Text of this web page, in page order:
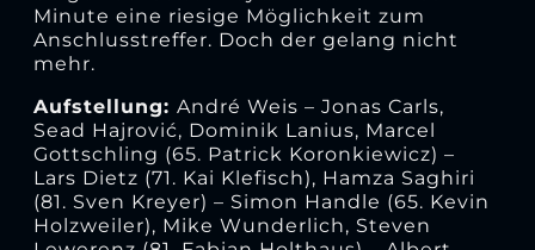
Minute eine riesige Möglichkeit zum
Anschlusstreffer. Doch der gelang nicht
mehr.
Aufstellung: André Weis – Jonas Carls,
Sead Hajrović, Dominik Lanius, Marcel
Gottschling (65. Patrick Koronkiewicz) –
Lars Dietz (71. Kai Klefisch), Hamza Saghiri
(81. Sven Kreyer) – Simon Handle (65. Kevin
Holzweiler), Mike Wunderlich, Steven